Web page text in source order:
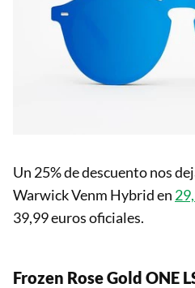
Un 25% de descuento nos
Warwick Venm Hybrid en
39,99 euros oficiales.
Frozen Rose Gold ONE